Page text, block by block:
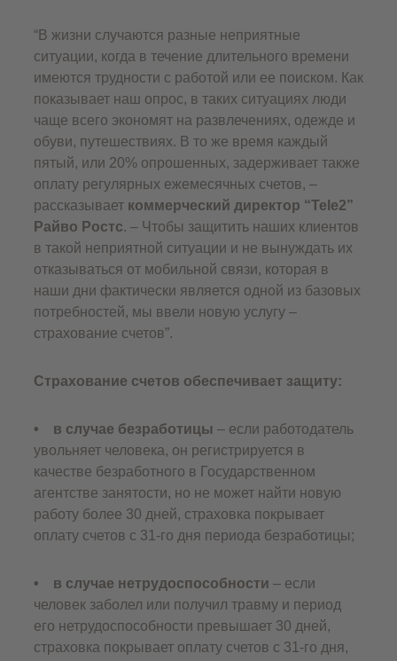
“В жизни случаются разные неприятные
ситуации, когда в течение длительного времени
имеются трудности с работой или ее поиском. Как
показывает наш опрос, в таких ситуациях люди
чаще всего экономят на развлечениях, одежде и
обуви, путешествиях. В то же время каждый
пятый, или 20% опрошенных, задерживает также
оплату регулярных ежемесячных счетов, –
рассказывает коммерческий директор “Tele2”
Райво Ростс. – Чтобы защитить наших клиентов
в такой неприятной ситуации и не вынуждать их
отказываться от мобильной связи, которая в
наши дни фактически является одной из базовых
потребностей, мы ввели новую услугу –
страхование счетов”.
Страхование счетов обеспечивает защиту:
• в случае безработицы – если работодатель
увольняет человека, он регистрируется в
качестве безработного в Государственном
агентстве занятости, но не может найти новую
работу более 30 дней, страховка покрывает
оплату счетов с 31-го дня периода безработицы;
• в случае нетрудоспособности – если
человек заболел или получил травму и период
его нетрудоспособности превышает 30 дней,
страховка покрывает оплату счетов с 31-го дня,